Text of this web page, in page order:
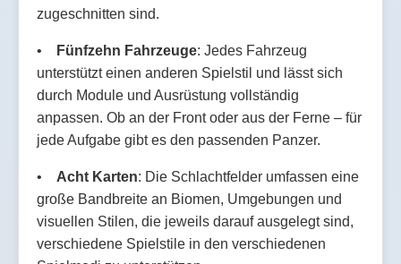
zugeschnitten sind.
• Fünfzehn Fahrzeuge: Jedes Fahrzeug
unterstützt einen anderen Spielstil und lässt sich
durch Module und Ausrüstung vollständig
anpassen. Ob an der Front oder aus der Ferne – für
jede Aufgabe gibt es den passenden Panzer.
• Acht Karten: Die Schlachtfelder umfassen eine
große Bandbreite an Biomen, Umgebungen und
visuellen Stilen, die jeweils darauf ausgelegt sind,
verschiedene Spielstile in den verschiedenen